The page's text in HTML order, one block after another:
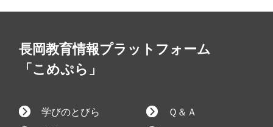
長岡教育情報プラットフォーム
「こめぷら」
学びのとびら Ｑ＆Ａ